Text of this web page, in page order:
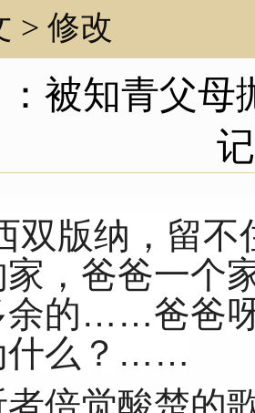
> 修改
：被知青父
双版纳，留
，爸爸一个
余的……爸爸
什么？……